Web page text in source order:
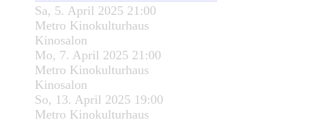
Sa, 5. April 2025 21:00
Metro Kinokulturhaus
Kinosalon
Mo, 7. April 2025 21:00
Metro Kinokulturhaus
Kinosalon
So, 13. April 2025 19:00
Metro Kinokulturhaus